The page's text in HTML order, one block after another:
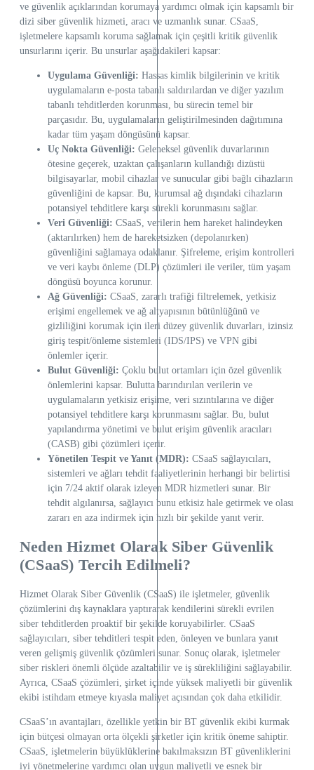
ve güvenlik açıklarından korumaya yardımcı olmak için kapsamlı bir
dizi siber güvenlik hizmeti, aracı ve uzmanlık sunar. CSaaS,
işletmelere kapsamlı koruma sağlamak için çeşitli kritik güvenlik
unsurlarını içerir. Bu unsurlar aşağıdakileri kapsar:
Uygulama Güvenliği: Hassas kimlik bilgilerinin ve kritik
uygulamaların e-posta tabanlı saldırılardan ve diğer yazılım
tabanlı tehditlerden korunması, bu sürecin temel bir
parçasıdır. Bu, uygulamaların geliştirilmesinden dağıtımına
kadar tüm yaşam döngüsünü kapsar.
Uç Nokta Güvenliği: Geleneksel güvenlik duvarlarının
ötesine geçerek, uzaktan çalışanların kullandığı dizüstü
bilgisayarlar, mobil cihazlar ve sunucular gibi bağlı cihazların
güvenliğini de kapsar. Bu, kurumsal ağ dışındaki cihazların
potansiyel tehditlere karşı sürekli korunmasını sağlar.
Veri Güvenliği: CSaaS, verilerin hem hareket halindeyken
(aktarılırken) hem de hareketsizken (depolanırken)
güvenliğini sağlamaya odaklanır. Şifreleme, erişim kontrolleri
ve veri kaybı önleme (DLP) çözümleri ile veriler, tüm yaşam
döngüsü boyunca korunur.
Ağ Güvenliği: CSaaS, zararlı trafiği filtrelemek, yetkisiz
erişimi engellemek ve ağ altyapısının bütünlüğünü ve
gizliliğini korumak için ileri düzey güvenlik duvarları, izinsiz
giriş tespit/önleme sistemleri (IDS/IPS) ve VPN gibi
önlemler içerir.
Bulut Güvenliği: Çoklu bulut ortamları için özel güvenlik
önlemlerini kapsar. Bulutta barındırılan verilerin ve
uygulamaların yetkisiz erişime, veri sızıntılarına ve diğer
potansiyel tehditlere karşı korunmasını sağlar. Bu, bulut
yapılandırma yönetimi ve bulut erişim güvenlik aracıları
(CASB) gibi çözümleri içerir.
Yönetilen Tespit ve Yanıt (MDR): CSaaS sağlayıcıları,
sistemleri ve ağları tehdit faaliyetlerinin herhangi bir belirtisi
için 7/24 aktif olarak izleyen MDR hizmetleri sunar. Bir
tehdit algılanırsa, sağlayıcı bunu etkisiz hale getirmek ve olası
zararı en aza indirmek için hızlı bir şekilde yanıt verir.
Neden Hizmet Olarak Siber Güvenlik
(CSaaS) Tercih Edilmeli?
Hizmet Olarak Siber Güvenlik (CSaaS) ile işletmeler, güvenlik
çözümlerini dış kaynaklara yaptırarak kendilerini sürekli evrilen
siber tehditlerden proaktif bir şekilde koruyabilirler. CSaaS
sağlayıcıları, siber tehditleri tespit eden, önleyen ve bunlara yanıt
veren gelişmiş güvenlik çözümleri sunar. Sonuç olarak, işletmeler
siber riskleri önemli ölçüde azaltabilir ve iş sürekliliğini sağlayabilir.
Ayrıca, CSaaS çözümleri, şirket içinde yüksek maliyetli bir güvenlik
ekibi istihdam etmeye kıyasla maliyet açısından çok daha etkilidir.
CSaaS’ın avantajları, özellikle yetkin bir BT güvenlik ekibi kurmak
için bütçesi olmayan orta ölçekli şirketler için kritik öneme sahiptir.
CSaaS, işletmelerin büyüklüklerine bakılmaksızın BT güvenliklerini
iyi yönetmelerine yardımcı olan uygun maliyetli ve esnek bir